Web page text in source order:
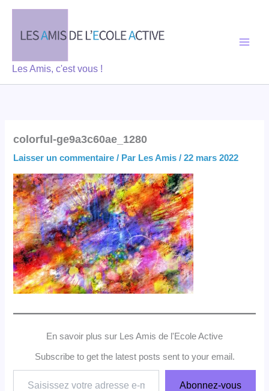
contenu
Les Amis, c'est vous !
colorful-ge9a3c60ae_1280
Laisser un commentaire / Par Les Amis/22 mars 2022
En savoir plus sur Les Amis de l'Ecole Active
Subscribe to get the latest posts sent to your email.
votre
Abonnez-vous